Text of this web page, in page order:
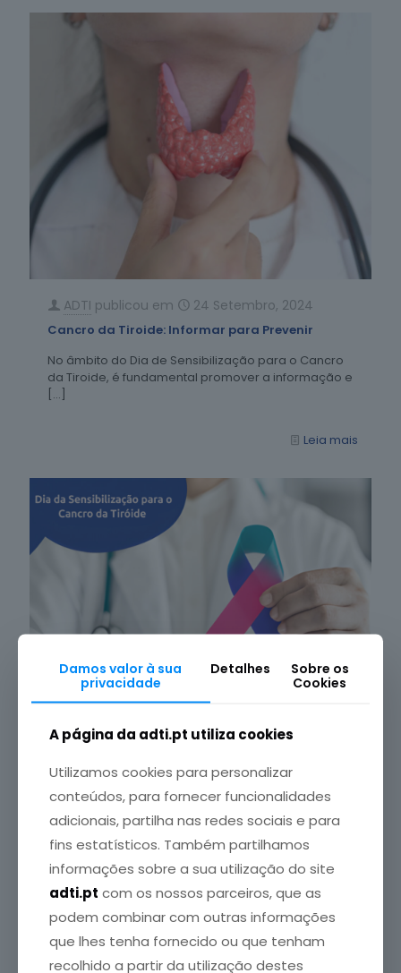
ADTI publicou em 24 Setembro, 2024
Cancro da Tiroide: Informar para Prevenir
No âmbito do Dia de Sensibilização para o Cancro
da Tiroide, é fundamental promover a informação e
[…]
Leia mais
ADTI publicou em 24 Setembro, 2024
Dia de Sensibilização para o Cancro da Tiroide
Hoje, 24 de setembro, Dia de Sensibilização para o
Cancro da Tiroide, é uma data importante para
Leia mais
Damos valor à sua
privacidade
Detalhes
Sobre os
Cookies
A página da adti.pt utiliza cookies
Utilizamos cookies para personalizar
conteúdos, para fornecer funcionalidades
adicionais, partilha nas redes sociais e para
fins estatísticos. Também partilhamos
informações sobre a sua utilização do site
adti.pt com os nossos parceiros, que as
podem combinar com outras informações
que lhes tenha fornecido ou que tenham
recolhido a partir da utilização destes